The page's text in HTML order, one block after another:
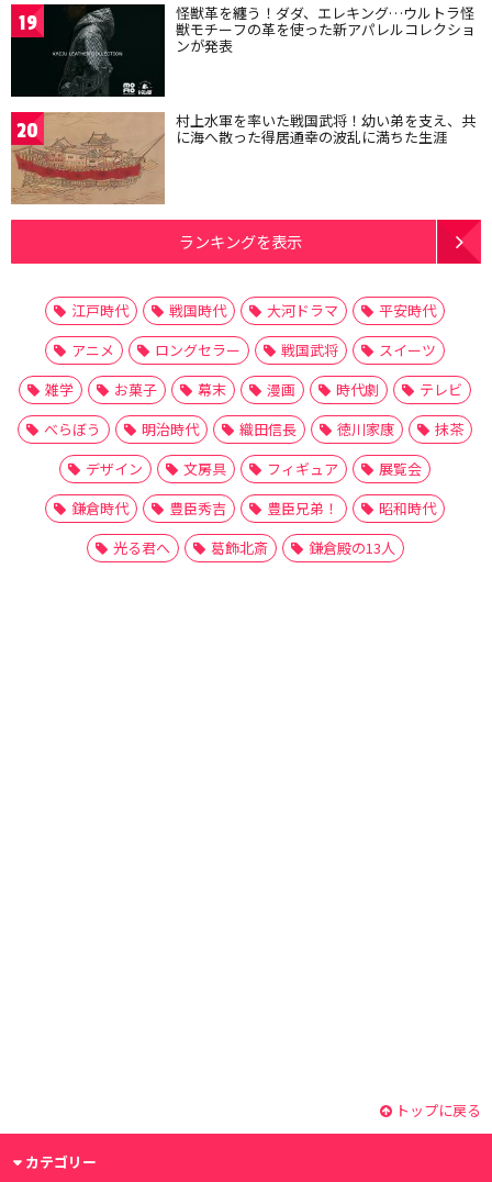
19 怪獣革を纏う！ダダ、エレキング…ウルトラ怪
獣モチーフの革を使った新アパレルコレクショ
ンが発表
20 村上水軍を率いた戦国武将！幼い弟を支え、共
に海へ散った得居通幸の波乱に満ちた生涯
ランキングを表示
江戸時代 戦国時代 大河ドラマ
平安時代
アニメ
ロングセラー 戦国武将
スイーツ
雑学
お菓子 幕末 漫画 時代劇
テレビ
べらぼう
明治時代 織田信長 徳川家康
抹茶
デザイン
文房具 フィギュア
展覧会
鎌倉時代
豊臣秀吉 豊臣兄弟！
昭和時代
光る君へ
葛飾北斎 鎌倉殿の13人
トップに戻る
カテゴリー